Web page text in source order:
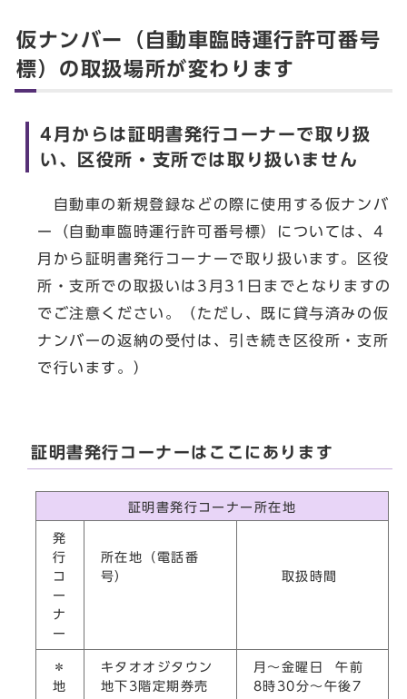
仮ナンバー（自動車臨時運行許可番号
標）の取扱場所が変わります
4月からは証明書発行コーナーで取り扱
い、区役所・支所では取り扱いません
自動車の新規登録などの際に使用する仮ナンバ
ー（自動車臨時運行許可番号標）については、4
月から証明書発行コーナーで取り扱います。区役
所・支所での取扱いは3月31日までとなりますの
でご注意ください。（ただし、既に貸与済みの仮
ナンバーの返納の受付は、引き続き区役所・支所
で行います。）
証明書発行コーナーはここにあります
証明書発行コーナー所在地
発
行
コ
ー
ナ
ー
所在地（電話番
号）
取扱時間
＊
地
キタオオジタウン
地下3階定期券売
月～金曜日 午前
8時30分～午後7